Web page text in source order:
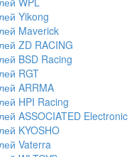
Yikong
Maverick
ZD RACING
BSD Racing
RGT
ARRMA
HPI Racing
ASSOCIATED Electronic
KYOSHO
Vaterra